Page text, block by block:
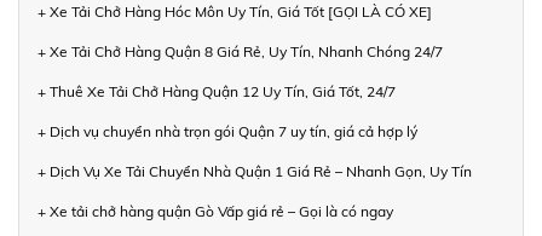
+ Xe Tải Chở Hàng Hóc Môn Uy Tín, Giá Tốt [GỌI LÀ CÓ XE]
+ Xe Tải Chở Hàng Quận 8 Giá Rẻ, Uy Tín, Nhanh Chóng 24/7
+ Thuê Xe Tải Chở Hàng Quận 12 Uy Tín, Giá Tốt, 24/7
+ Dịch vụ chuyển nhà trọn gói Quận 7 uy tín, giá cả hợp lý
+ Dịch Vụ Xe Tải Chuyển Nhà Quận 1 Giá Rẻ – Nhanh Gọn, Uy Tín
+ Xe tải chở hàng quận Gò Vấp giá rẻ – Gọi là có ngay